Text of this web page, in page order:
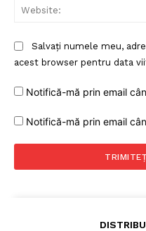
Salvați numele meu,
acest browser pentru data
Notifică-mă prin email
Notifică-mă prin email